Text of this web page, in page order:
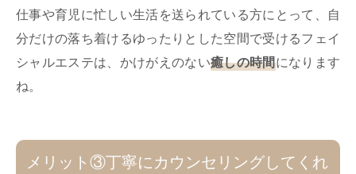
仕事や育児に忙しい生活を送られている方にとって、自
分だけの落ち着けるゆったりとした空間で受けるフェイ
シャルエステは、かけがえのない癒しの時間になります
ね。
メリット③丁寧にカウンセリングしてくれ